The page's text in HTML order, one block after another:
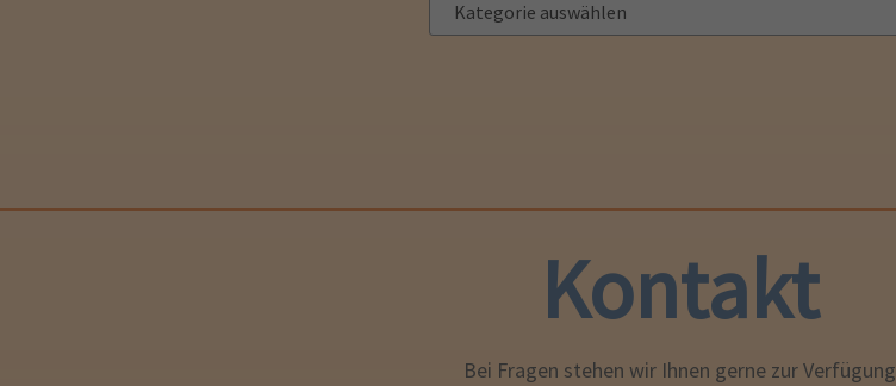
Kontakt
Bei Fragen stehen wir Ihnen gerne zur Verfügung